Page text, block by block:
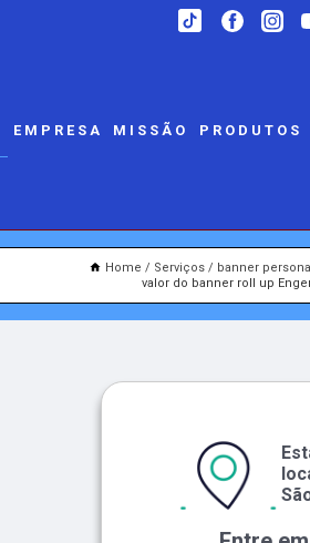
EMPRESA MISSÃO PRODUTOS
Home Serviços banner
valor do banner roll up